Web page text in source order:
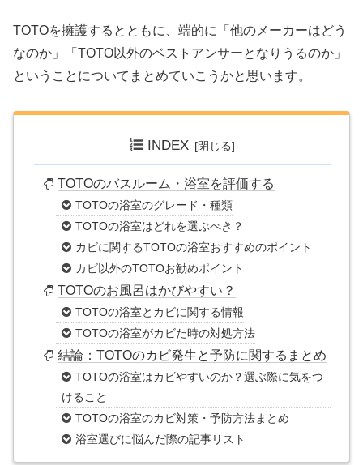
TOTOを擁護するとともに、端的に「他のメーカーはどう
なのか」「TOTO以外のベストアンサーとなりうるのか」
ということについてまとめていこうかと思います。
INDEX
TOTOのバスルーム・浴室を評価する
TOTOの浴室のグレード・種類
TOTOの浴室はどれを選ぶべき？
カビに関するTOTOの浴室おすすめのポイント
カビ以外のTOTOお勧めポイント
TOTOのお風呂はかびやすい？
TOTOの浴室とカビに関する情報
TOTOの浴室がカビた時の対処方法
結論：TOTOのカビ発生と予防に関するまとめ
TOTOの浴室はカビやすいのか？選ぶ際に気をつ
けること
TOTOの浴室のカビ対策・予防方法まとめ
浴室選びに悩んだ際の記事リスト